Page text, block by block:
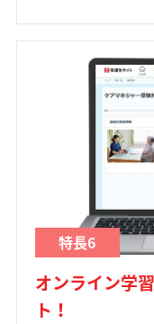
特長6
オンライン学
ト！